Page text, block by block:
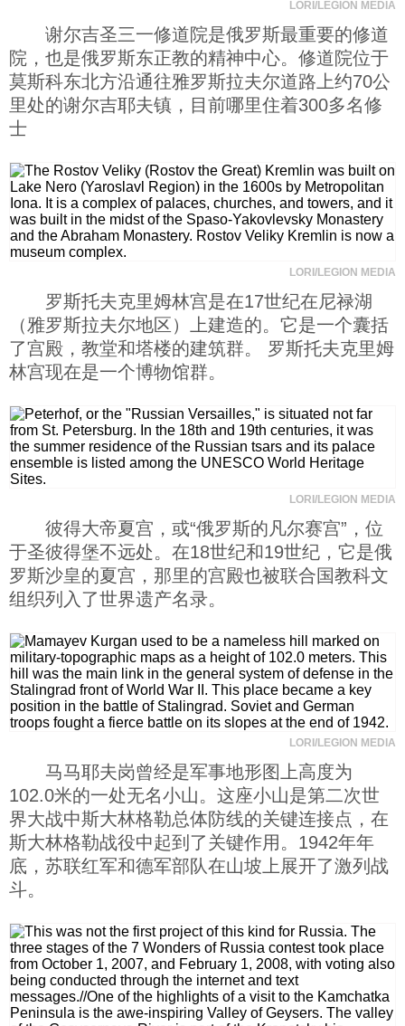
LORI/LEGION MEDIA
谢尔吉圣三一修道院是俄罗斯最重要的修道
院，也是俄罗斯东正教的精神中心。修道院位于
莫斯科东北方沿通往雅罗斯拉夫尔道路上约70公
里处的谢尔吉耶夫镇，目前哪里住着300多名修
士
LORI/LEGION MEDIA
罗斯托夫克里姆林宫是在17世纪在尼禄湖
（雅罗斯拉夫尔地区）上建造的。它是一个囊括
了宫殿，教堂和塔楼的建筑群。 罗斯托夫克里姆
林宫现在是一个博物馆群。
LORI/LEGION MEDIA
彼得大帝夏宫，或“俄罗斯的凡尔赛宫”，位
于圣彼得堡不远处。在18世纪和19世纪，它是俄
罗斯沙皇的夏宫，那里的宫殿也被联合国教科文
组织列入了世界遗产名录。
LORI/LEGION MEDIA
马马耶夫岗曾经是军事地形图上高度为
102.0米的一处无名小山。这座小山是第二次世
界大战中斯大林格勒总体防线的关键连接点，在
斯大林格勒战役中起到了关键作用。1942年年
底，苏联红军和德军部队在山坡上展开了激列战
斗。